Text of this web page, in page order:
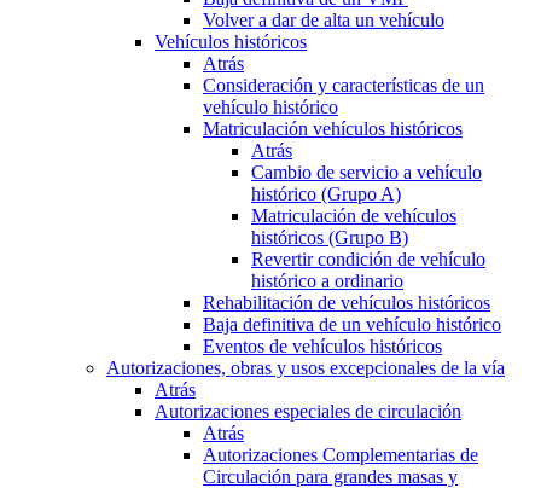
Volver a dar de alta un vehículo
Vehículos históricos
Atrás
Consideración y características de un
vehículo histórico
Matriculación vehículos históricos
Atrás
Cambio de servicio a vehículo
histórico (Grupo A)
Matriculación de vehículos
históricos (Grupo B)
Revertir condición de vehículo
histórico a ordinario
Rehabilitación de vehículos históricos
Baja definitiva de un vehículo histórico
Eventos de vehículos históricos
Autorizaciones, obras y usos excepcionales de la vía
Atrás
Autorizaciones especiales de circulación
Atrás
Autorizaciones Complementarias de
Circulación para grandes masas y